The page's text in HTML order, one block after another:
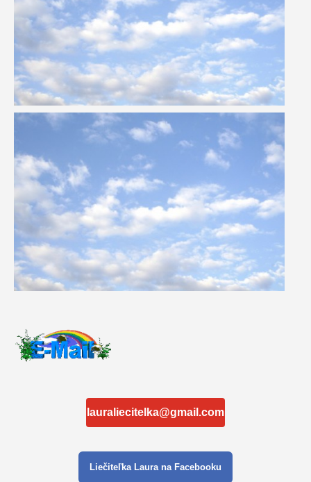
lauraliecitelka@gmail.com
Liečiteľka Laura na Facebooku